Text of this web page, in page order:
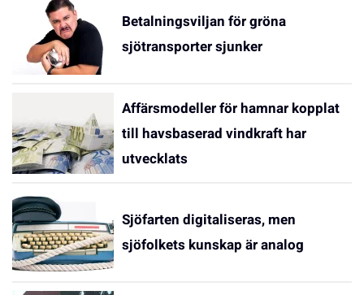
Betalningsviljan för gröna
sjötransporter sjunker
Affärsmodeller för hamnar kopplat
till havsbaserad vindkraft har
utvecklats
Sjöfarten digitaliseras, men
sjöfolkets kunskap är analog